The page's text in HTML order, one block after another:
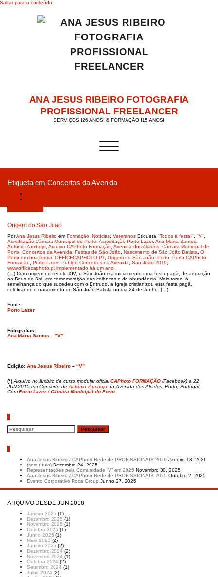
Saltar para o conteúdo
ANA JESUS RIBEIRO FOTOGRAFIA
PROFISSIONAL FREELANCER
SERVIÇOS I26 ANOSI & FORMAÇÃO I15 ANOSI
Alternar a navegação
Etiqueta em Concertos da Avenida
Origem do São João
PorAna Jesus Ribeiro em Formação Notícias Veteranos Etiqueta "Todos à festa!" "V"
Acreditação Câmara Municipal de Porto Acreditação Porto Lazer, Ana Marta Santos
António Zambujo Arquivo CAPhoto Formação Avenida dos Aliados Câmara Municipal de
Porto Concertos da Avenida Festas de São João Nascimento de São João Batista
O
Porto em boa forma
OFFICECAPHOTO.PT, Origem do São João Porto Porto CAPhoto
Formação Porto Lazer, Público Concertos na Avenida São João 2019
www.officecaphoto.pt implementado há um ano
(…) Com origem no século XIV, o São João era inicialmente uma festa pagã, de adoração
ao Deus do Sol, em comemoração das colheitas e da abundância. Mais tarde, à
semelhança do que sucedeu com o Entrudo, a Igreja cristianizou esta festa pagã,
celebrando o nascimento de São João Batista no dia 24 de Junho. (…)
Fonte:
Porto Lazer
Fotografias:
Ana Marta Santos – “V”
Edição: Ana Jesus Ribeiro – “V”
(*) Arquivo no âmbito de curso modular oficial CAPhoto FORMAÇÃO (Facebook) a 22
JUN.2015 em Concerto de António Zambujo na Avenida dos Aliados, Porto, Portugal.
Com Porto Lazer / Câmara Municipal do Porto.
Ana Jesus Ribeiro / CAPhoto Rede de PROFISSIONAIS 2026 Janeiro 13, 2026
(sem título) Dezembro 24, 2025
Representações pela Comunidade “V” em 2025 Novembro 30, 2025
Ana Jesus Ribeiro / CAPhoto Rede de PROFISSIONAIS 2025 Outubro 2, 2025
Evento Corporativo Roca Group Junho 27, 2025
ARQUIVO DESDE JUN.2018
Janeiro 2026 (1)
Dezembro 2025 (1)
Novembro 2025 (1)
Outubro 2025 (1)
Junho 2025 (1)
Maio 2025 (2)
Janeiro 2025 (2)
Dezembro 2024 (2)
Novembro 2024 (1)
Outubro 2024 (2)
Setembro 2024 (1)
Julho 2024 (2)